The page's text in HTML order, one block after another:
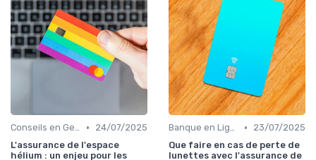
Conseils en Gestion de Patrimoine •
24/07/2025
L'assurance de l'espace
hélium : un enjeu pour les
Banque en Ligne et Mobile •
23/07/2025
Que faire en cas de perte de
lunettes avec l'assurance de